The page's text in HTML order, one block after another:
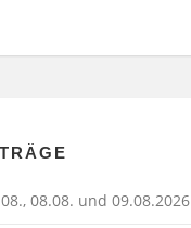
08.08. und 09.08.2026